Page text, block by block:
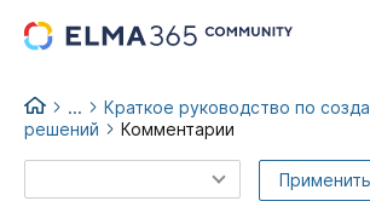
...
...
Краткое руководство по
решений
Комментарии
Применить